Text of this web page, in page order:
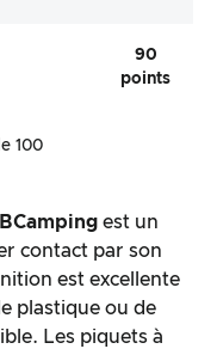
90
points
100
est un
contact par son
est excellente
plastique ou de
Les piquets à